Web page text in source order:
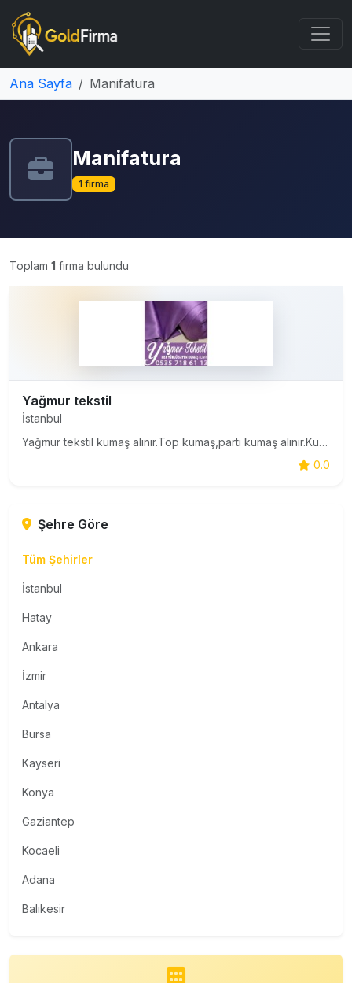
Ana Sayfa Manifatura
Manifatura
1 firma
Toplam 1 firma bulundu
Yağmur tekstil
İstanbul
Yağmur tekstil kumaş alınır.Top kumaş,parti kumaş alınır.Kumaş alanlar.Parça kumaş alınır.Astar alınır,saten,sendi,krep,ham kumaş alınır.Şifon kumaş alıınr.
0.0
Şehre Göre
Tüm Şehirler
İstanbul
Hatay
Ankara
İzmir
Antalya
Bursa
Kayseri
Konya
Gaziantep
Kocaeli
Adana
Balıkesir